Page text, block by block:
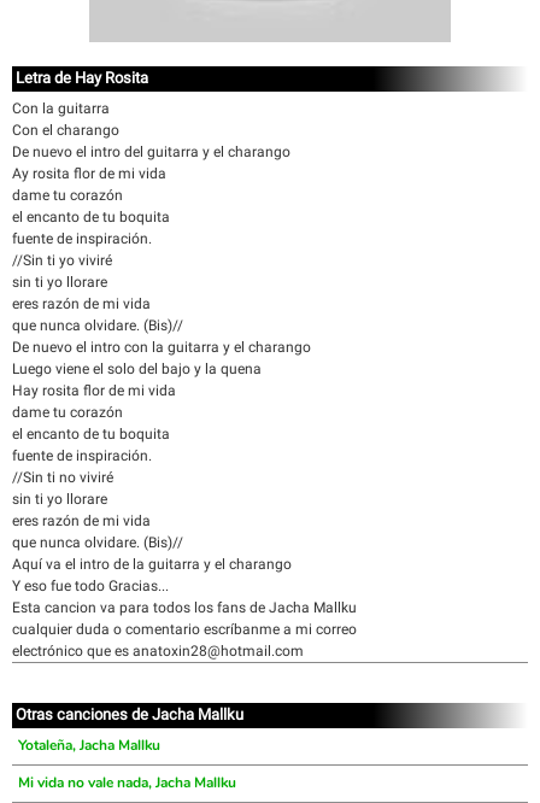
Letra de Hay Rosita
Con la guitarra
Con el charango
De nuevo el intro del guitarra y el charango
Ay rosita flor de mi vida
dame tu corazón
el encanto de tu boquita
fuente de inspiración.
//Sin ti yo viviré
sin ti yo llorare
eres razón de mi vida
que nunca olvidare. (Bis)//
De nuevo el intro con la guitarra y el charango
Luego viene el solo del bajo y la quena
Hay rosita flor de mi vida
dame tu corazón
el encanto de tu boquita
fuente de inspiración.
//Sin ti no viviré
sin ti yo llorare
eres razón de mi vida
que nunca olvidare. (Bis)//
Aquí va el intro de la guitarra y el charango
Y eso fue todo Gracias...
Esta cancion va para todos los fans de Jacha Mallku
cualquier duda o comentario escríbanme a mi correo
electrónico que es anatoxin28@hotmail.com
Otras canciones de Jacha Mallku
Yotaleña, Jacha Mallku
Mi vida no vale nada, Jacha Mallku